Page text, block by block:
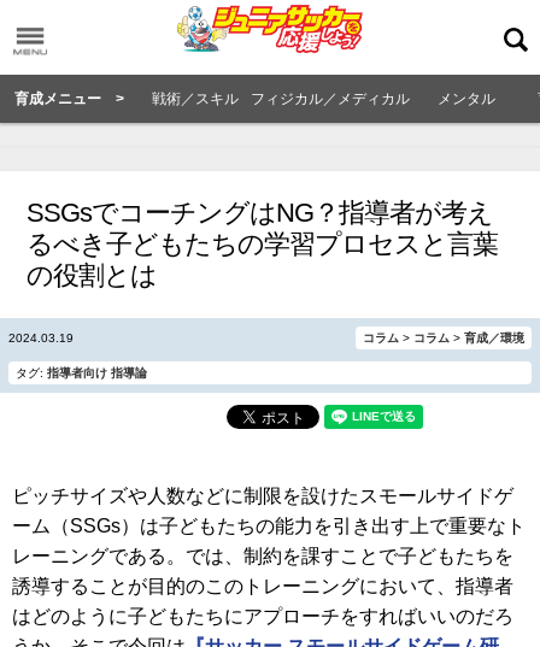
育成メニュー > 戦術／スキル フィジカル／メディカル メンタル
SSGsでコーチングはNG？指導者が考え
るべき子どもたちの学習プロセスと言葉
の役割とは
2024.03.19 コラム > コラム > 育成／環境
タグ: 指導者向け 指導論
ピッチサイズや人数などに制限を設けたスモールサイドゲ
ーム（SSGs）は子どもたちの能力を引き出す上で重要なト
レーニングである。では、制約を課すことで子どもたちを
誘導することが目的のこのトレーニングにおいて、指導者
はどのように子どもたちにアプローチをすればいいのだろ